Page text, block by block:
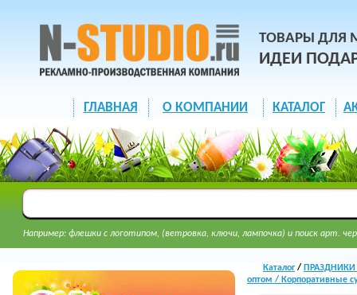
ТОВАРЫ ДЛЯ
ИДЕИ
ГЛАВНАЯ О КОМПАНИИ КАТАЛОГ
Например: флешки с логотипом, (ветровка, ключи, лампочка) и поиск арт.
Каталог/ ПРАЗДНИКИ
оптом / Корпоративные